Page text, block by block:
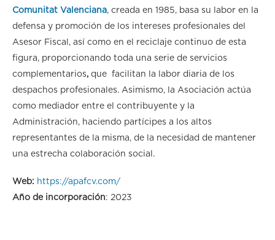
Comunitat Valenciana, creada en 1985, basa su labor en la
defensa y promoción de los intereses profesionales del
Asesor Fiscal, así como en el reciclaje continuo de esta
figura, proporcionando toda una serie de servicios
complementarios, que facilitan la labor diaria de los
despachos profesionales. Asimismo, la Asociación actúa
como mediador entre el contribuyente y la
Administración, haciendo partícipes a los altos
representantes de la misma, de la necesidad de mantener
una estrecha colaboración social.
Web: https://apafcv.com/
Año de incorporación: 2023